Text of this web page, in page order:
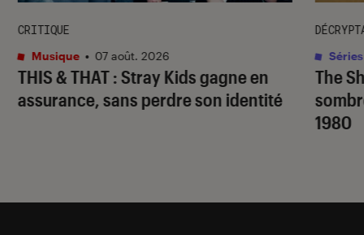
THIS & THAT: Stray Kids gagne en
assurance, sans perdre son identité
CRITIQUE
Musique • 07 août. 2026
The
1980
Séries